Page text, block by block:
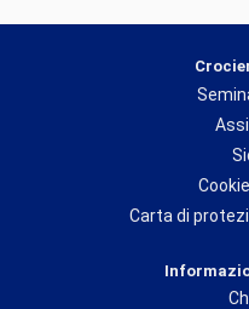
Carta di